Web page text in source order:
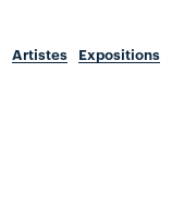
Artistes
Expositions